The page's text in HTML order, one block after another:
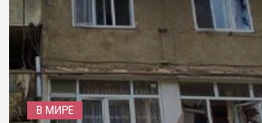
В МИРЕ